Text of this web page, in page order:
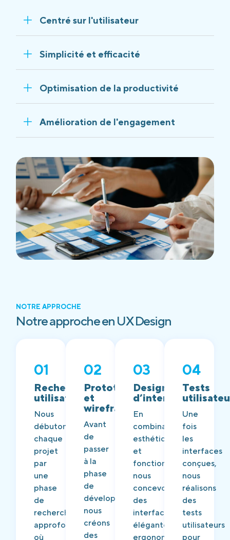
Centré sur l'utilisateur
Simplicité et efficacité
Optimisation de la productivité
Amélioration de l'engagement
NOTRE APPROCHE
Notre approche en UX Design
01
Recherche
utilisateur
Nous
débutons
chaque
projet
par
une
phase
de
recherche
approfondie,
où
02
Prototypage
et
wireframes
Avant
de
passer
à la
phase
de
développement,
nous
créons
des
03
Design
d’interface
En
combinant
esthétique
et
fonctionnalité,
nous
concevons
des
interfaces
élégantes,
ergonomiques
04
Tests
Une
fois
les
interfaces
conçues,
nous
réalisons
des
tests
utilisateurs
pour